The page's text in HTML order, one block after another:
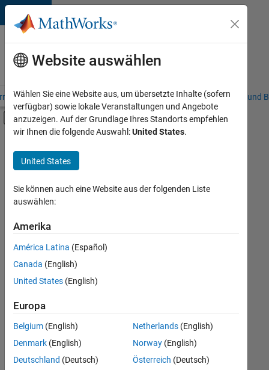
Weiter zum Inhalt
Karriere
bei
MathWorks
– Übersicht Stellensuche Niederlassungen Studierende und
Umschaltung für Off-Canvas-
Hauptinhalt
Ausgewählte
speichern
Es
nicht
alle
Stellen
übersetzt.
Sie
nach
einem
Standort,
Website auswählen
Wählen Sie eine Website aus, um übersetzte Inhalte (sofern
verfügbar) sowie lokale Veranstaltungen und Angebote
anzuzeigen. Auf der Grundlage Ihres Standorts empfehlen
wir Ihnen die folgende Auswahl:United States.
United States
Sie können auch eine Website aus der folgenden Liste
auswählen:
Amerika
América Latina (Español)
Canada (English)
United States (English)
Europa
Belgium (English)
Denmark (English)
Deutschland (Deutsch)
Netherlands(English)
Norway(English)
Österreich (Deutsch)